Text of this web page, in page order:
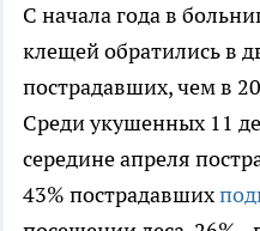
С начала года в
клещей обратились в
пострадавших, чем в
Среди укушенных 11
середине апреля
43% пострадавших